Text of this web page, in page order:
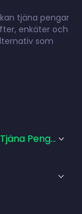
tjäna pengar
enkäter och
som
Pengar